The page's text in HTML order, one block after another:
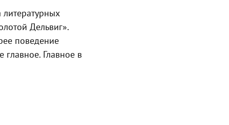
литературных
Дельвиг».
поведение
Главное в